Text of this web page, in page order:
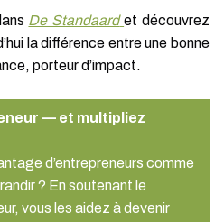
De Standaard et découvrez
la différence entre une bonne
porteur d’impact.
— et multipliez
d’entrepreneurs comme
? En soutenant le
vous les aidez à devenir